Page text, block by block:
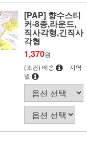
[PAP] 향수스티
커-8종,라운드,
직사각형,긴직사
각형
1,370원
(조건) 배송
지역
별